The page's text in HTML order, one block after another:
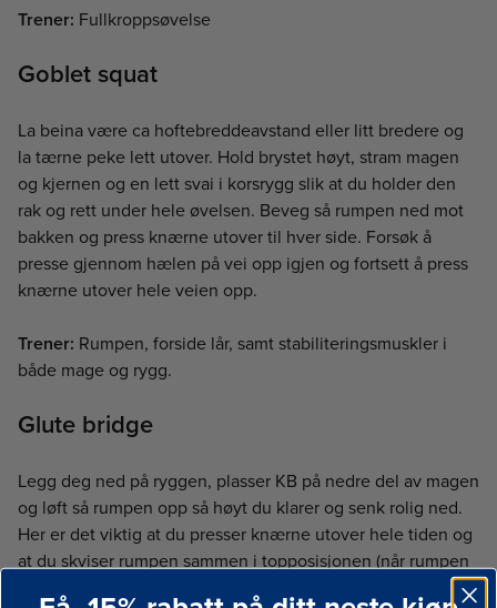
Trener: Fullkroppsøvelse
Goblet squat
La beina være ca hoftebreddeavstand eller litt bredere og
la tærne peke lett utover. Hold brystet høyt, stram magen
og kjernen og en lett svai i korsrygg slik at du holder den
rak og rett under hele øvelsen. Beveg så rumpen ned mot
bakken og press knærne utover til hver side. Forsøk å
presse gjennom hælen på vei opp igjen og fortsett å press
knærne utover hele veien opp.
Trener: Rumpen, forside lår, samt stabiliteringsmuskler i
både mage og rygg.
Glute bridge
Legg deg ned på ryggen, plasser KB på nedre del av magen
og løft så rumpen opp så høyt du klarer og senk rolig ned.
Her er det viktig at du presser knærne utover hele tiden og
at du skviser rumpen sammen i topposisjonen (når rumpen